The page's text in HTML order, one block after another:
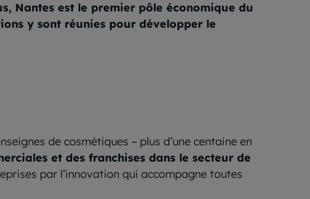
Nantes est le premier pôle économique du
y sont réunies pour développer le
de cosmétiques – plus d’une centaine en
et des franchises dans le secteur de
par l’innovation qui accompagne toutes